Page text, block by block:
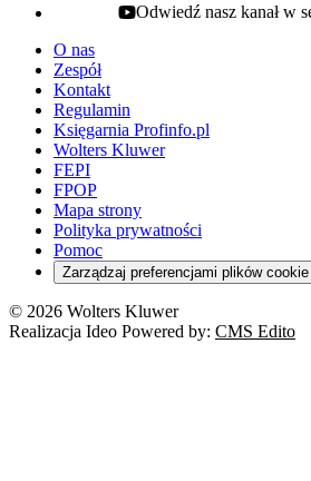
youtube - otwiera się w nowej karcie
Odwiedź nasz kanał w
O nas
Zespół
Kontakt
Regulamin
Księgarnia Profinfo.pl
Wolters Kluwer
FEPI
FPOP
Mapa strony
Polityka prywatności
Pomoc
Zarządzaj preferencjami plików cookie
© 2026 Wolters Kluwer
Realizacja Ideo Powered by: CMS Edito